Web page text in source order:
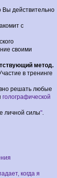
действительно
с
своими
метод.
в тренинге
решать любые
голографической
личной силы".
когда я